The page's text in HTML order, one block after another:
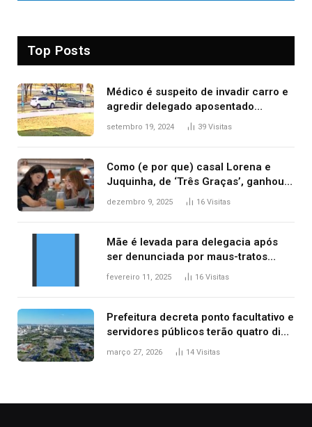
Top Posts
Médico é suspeito de invadir carro e
agredir delegado aposentado
durante confusão no trânsito
setembro 19, 2024 39 Visitas
Como (e por que) casal Lorena e
Juquinha, de ‘Três Graças’, ganhou
repercussão internacional
dezembro 9, 2025 16 Visitas
Mãe é levada para delegacia após
ser denunciada por maus-tratos
contra dois filhos, diz polícia
fevereiro 11, 2025 16 Visitas
Prefeitura decreta ponto facultativo e
servidores públicos terão quatro dias
de folga na Semana Santa
março 27, 2026 14 Visitas